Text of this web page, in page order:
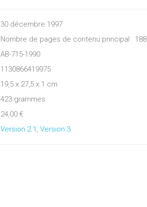
30 décembre 1997
Nombre de pages de contenu principal : 188
AB-715-1990
1130866419975
19,5 x 27,5 x 1 cm
423 grammes
24,00 €
Version 2.1 Version 3